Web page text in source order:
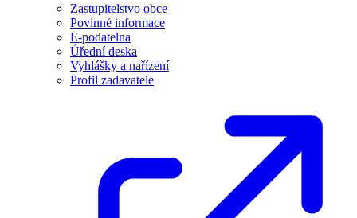
Zastupitelstvo obce
Povinné informace
E-podatelna
Úřední deska
Vyhlášky a nařízení
Profil zadavatele